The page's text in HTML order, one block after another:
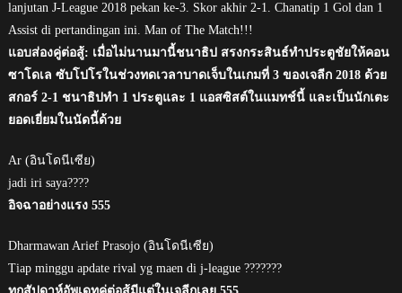
lanjutan J-League 2018 pekan ke-3. Skor akhir 2-1. Chanatip 1 Gol dan 1
Assist di pertandingan ini. Man of The Match!!!
แอบส่องคู่ต่อสู้: เมื่อไม่นานมานี้ชนาธิป สรงกระสินธ์ทำประตูชัยให้คอน
ซาโดเล ซับโปโรในช่วงทดเวลาบาดเจ็บในเกมที่ 3 ของเจลีก 2018 ด้วย
สกอร์ 2-1 ชนาธิปทำ 1 ประตูและ 1 แอสซิสต์ในแมทช์นี้ และเป็นนักเตะ
ยอดเยี่ยมในนัดนี้ด้วย
Ar (อินโดนีเซีย)
jadi iri saya????
อิจฉาอย่างแรง 555
Dharmawan Arief Prasojo (อินโดนีเซีย)
Tiap minggu apdate rival yg maen di j-league ???????